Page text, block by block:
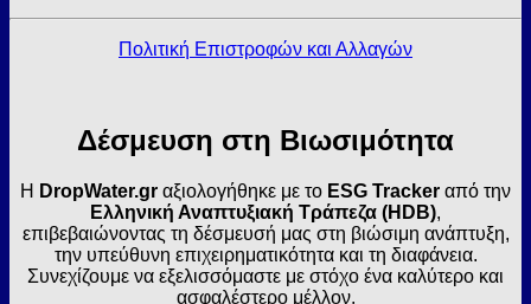
Πολιτική Επιστροφών και Αλλαγών
Δέσμευση στη Βιωσιμότητα
Η DropWater.gr αξιολογήθηκε με το ESG Tracker από την
Ελληνική Αναπτυξιακή Τράπεζα (HDB),
επιβεβαιώνοντας τη δέσμευσή μας στη βιώσιμη ανάπτυξη,
την υπεύθυνη επιχειρηματικότητα και τη διαφάνεια.
Συνεχίζουμε να εξελισσόμαστε με στόχο ένα καλύτερο και
ασφαλέστερο μέλλον.